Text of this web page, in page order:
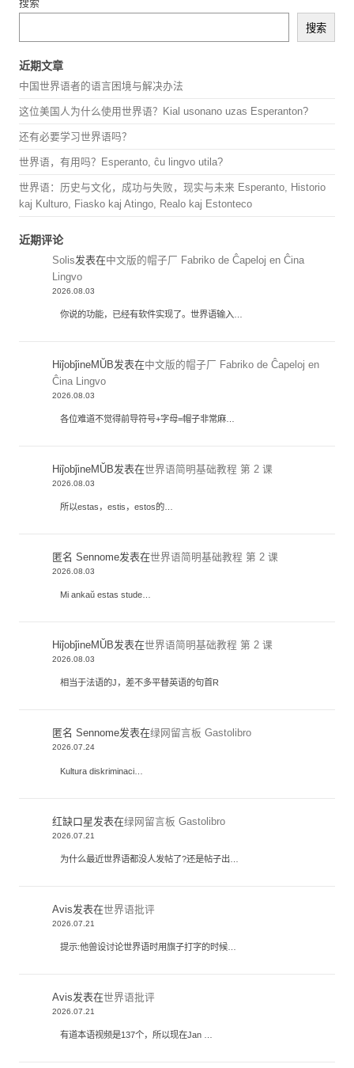
搜索
搜索
近期文章
中国世界语者的语言困境与解决办法
这位美国人为什么使用世界语？Kial usonano uzas Esperanton?
还有必要学习世界语吗？
世界语，有用吗？Esperanto, ĉu lingvo utila?
世界语：历史与文化，成功与失败，现实与未来 Esperanto, Historio
kaj Kulturo, Fiasko kaj Atingo, Realo kaj Estonteco
近期评论
Solis发表在中文版的帽子厂 Fabriko de Ĉapeloj en Ĉina
Lingvo
2026.08.03
你说的功能，已经有软件实现了。世界语输入…
HiĵobĵineMŬB发表在中文版的帽子厂 Fabriko de Ĉapeloj en
Ĉina Lingvo
2026.08.03
各位难道不觉得前导符号+字母=帽子非常麻…
HiĵobĵineMŬB发表在世界语简明基础教程 第 2 课
2026.08.03
所以estas，estis，estos的…
匿名 Sennome发表在世界语简明基础教程 第 2 课
2026.08.03
Mi ankaŭ estas stude…
HiĵobĵineMŬB发表在世界语简明基础教程 第 2 课
2026.08.03
相当于法语的J，差不多平替英语的句首R
匿名 Sennome发表在绿网留言板 Gastolibro
2026.07.24
Kultura diskriminaci…
红缺口星发表在绿网留言板 Gastolibro
2026.07.21
为什么最近世界语都没人发帖了?还是帖子出…
Avis发表在世界语批评
2026.07.21
提示:他兽设讨论世界语时用旗子打字的时候…
Avis发表在世界语批评
2026.07.21
有道本语视频是137个，所以现在Jan …